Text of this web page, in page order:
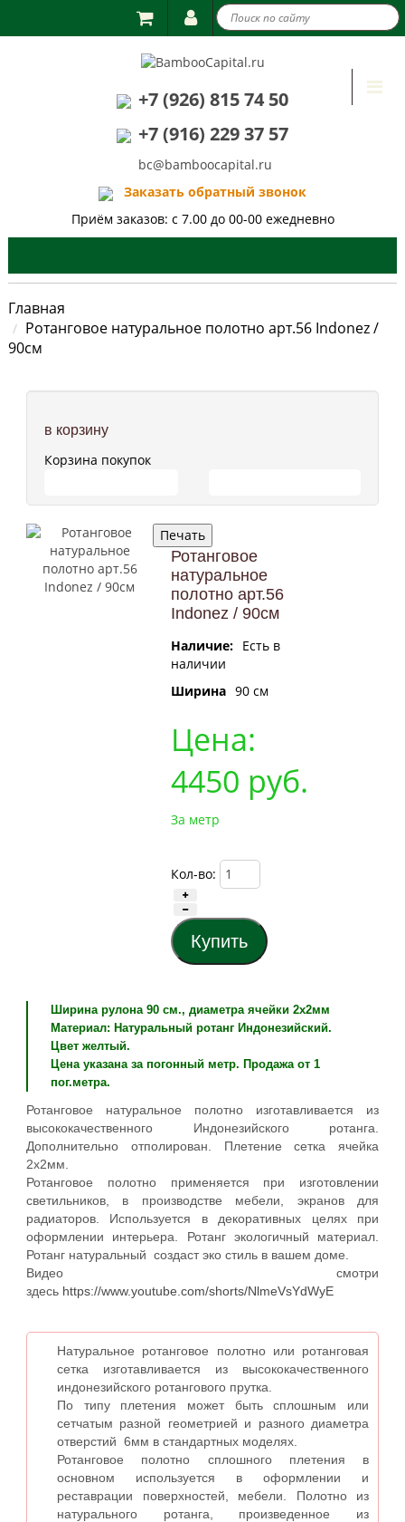
+7 (926) 815 74 50
+7 (916) 229 37 57
bc@bamboocapital.ru
Заказать обратный звонок
Приём заказов: с 7.00 до 00-00 ежедневно
Главная
Ротанговое натуральное полотно арт.56 Indonez /
90см
в корзину
Корзина покупок
Ротанговое
натуральное
полотно арт.56
Indonez / 90см
Наличие: Есть в
наличии
Ширина 90 cм
Цена:
4450 руб.
За метр
Кол-во:
Ширина рулона 90 см., диаметра ячейки 2х2мм
Материал: Натуральный ротанг Индонезийский.
Цвет желтый.
Цена указана за погонный метр. Продажа от 1
пог.метра.
Ротанговое натуральное полотно изготавливается из
высококачественного Индонезийского ротанга.
Дополнительно отполирован. Плетение сетка ячейка
2х2мм.
Ротанговое полотно применяется при изготовлении
светильников, в производстве мебели, экранов для
радиаторов. Используется в декоративных целях при
оформлении интерьера. Ротанг экологичный материал.
Ротанг натуральный создаст эко стиль в вашем доме.
Видео смотри
здесь https://www.youtube.com/shorts/NlmeVsYdWyE
Натуральное ротанговое полотно или ротанговая
сетка изготавливается из высококачественного
индонезийского ротангового прутка.
По типу плетения может быть сплошным или
сетчатым разной геометрией и разного диаметра
отверстий 6мм в стандартных моделях.
Ротанговое полотно сплошного плетения в
основном используется в оформлении и
реставрации поверхностей, мебели. Полотно из
натурального ротанга, произведенное из